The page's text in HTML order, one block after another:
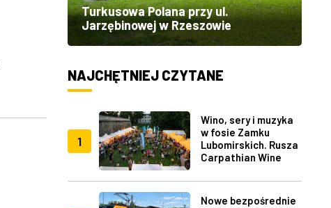
Turkusowa Polana przy ul.
Jarzębinowej w Rzeszowie
NAJCHĘTNIEJ CZYTANE
1
Wino, sery i muzyka
w fosie Zamku
Lubomirskich. Rusza
Carpathian Wine
Nowe bezpośrednie